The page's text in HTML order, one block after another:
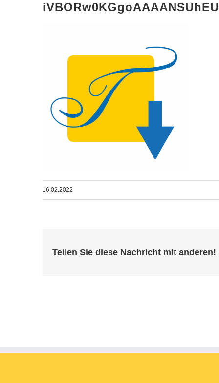
16.02.2022
Teilen Sie diese Nachricht mit anderen!